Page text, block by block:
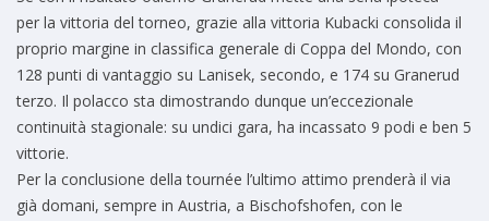
per la vittoria del torneo, grazie alla vittoria Kubacki consolida il
proprio margine in classifica generale di Coppa del Mondo, con
128 punti di vantaggio su Lanisek, secondo, e 174 su Granerud
terzo. Il polacco sta dimostrando dunque un’eccezionale
continuità stagionale: su undici gara, ha incassato 9 podi e ben 5
vittorie.
Per la conclusione della tournée l’ultimo attimo prenderà il via
già domani, sempre in Austria, a Bischofshofen, con le